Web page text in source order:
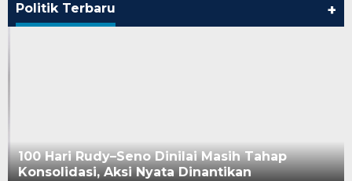
Politik Terbaru +
100 Hari Rudy–Seno Dinilai Masih Tahap
Konsolidasi, Aksi Nyata Dinantikan